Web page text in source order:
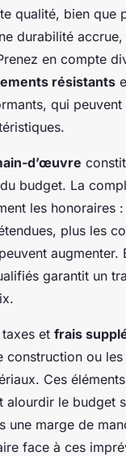
qualité, bien que
durabilité accrue,
en compte
résistants
qui peuvent
d’œuvre
budget. La
les honoraires
plus les
augmenter.
garantit un
taxes et frais
construction ou
Ces
alourdir le budget
une marge de
face à ces